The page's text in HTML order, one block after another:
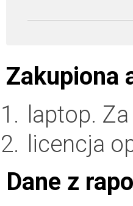
Zakupiona
laptop.
licencja
Dane z